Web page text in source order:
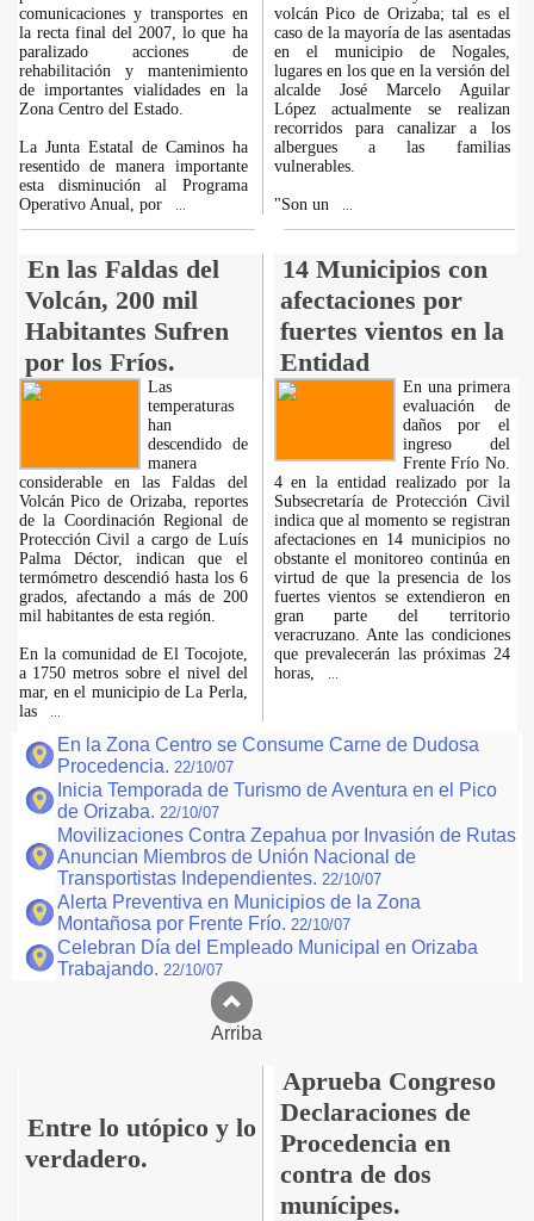
comunicaciones y transportes en
la recta final del 2007, lo que ha
paralizado acciones de
rehabilitación y mantenimiento
de importantes vialidades en la
Zona Centro del Estado.
La Junta Estatal de Caminos ha
resentido de manera importante
esta disminución al Programa
Operativo Anual, por
volcán Pico de Orizaba; tal es el
caso de la mayoría de las asentadas
en el municipio de Nogales,
lugares en los que en la versión del
alcalde José Marcelo Aguilar
López actualmente se realizan
recorridos para canalizar a los
albergues a las familias
vulnerables.
"Son un
En las Faldas del
Volcán, 200 mil
Habitantes Sufren
por los Fríos.
14 Municipios con
afectaciones por
fuertes vientos en la
Entidad
Las
temperaturas
han
descendido de
manera
considerable en las Faldas del
Volcán Pico de Orizaba, reportes
de la Coordinación Regional de
Protección Civil a cargo de Luís
Palma Déctor, indican que el
termómetro descendió hasta los 6
grados, afectando a más de 200
mil habitantes de esta región.
En la comunidad de El Tocojote,
a 1750 metros sobre el nivel del
mar, en el municipio de La Perla,
las
En una primera
evaluación de
daños por el
ingreso del
Frente Frío No.
4 en la entidad realizado por la
Subsecretaría de Protección Civil
indica que al momento se registran
afectaciones en 14 municipios no
obstante el monitoreo continúa en
virtud de que la presencia de los
fuertes vientos se extendieron en
gran parte del territorio
veracruzano. Ante las condiciones
que prevalecerán las próximas 24
horas,
En la Zona Centro se Consume Carne de Dudosa
Procedencia. 22/10/07
Inicia Temporada de Turismo de Aventura en el Pico
de Orizaba. 22/10/07
Movilizaciones Contra Zepahua por Invasión de Rutas
Anuncian Miembros de Unión Nacional de
Transportistas Independientes. 22/10/07
Alerta Preventiva en Municipios de la Zona
Montañosa por Frente Frío. 22/10/07
Celebran Día del Empleado Municipal en Orizaba
Trabajando. 22/10/07
Arriba
Entre lo utópico y lo
verdadero.
Aprueba Congreso
Declaraciones de
Procedencia en
contra de dos
munícipes.